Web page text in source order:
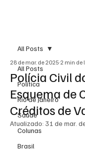
All Posts
Política
Rio de Janeiro
Saúde
Colunas
Brasil
All Posts
Polícia Civil
Esquema de
Créditos de
28 de mar. de 2025 2 min de
Atualizado: 31 de mar.